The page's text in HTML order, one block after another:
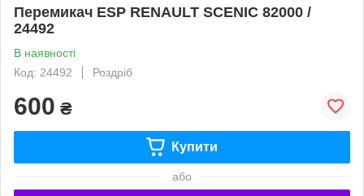
Перемикач ESP RENAULT SCENIC 82000 /
24492
В наявності
Код: 24492
Роздріб
600 ₴
Купити
або